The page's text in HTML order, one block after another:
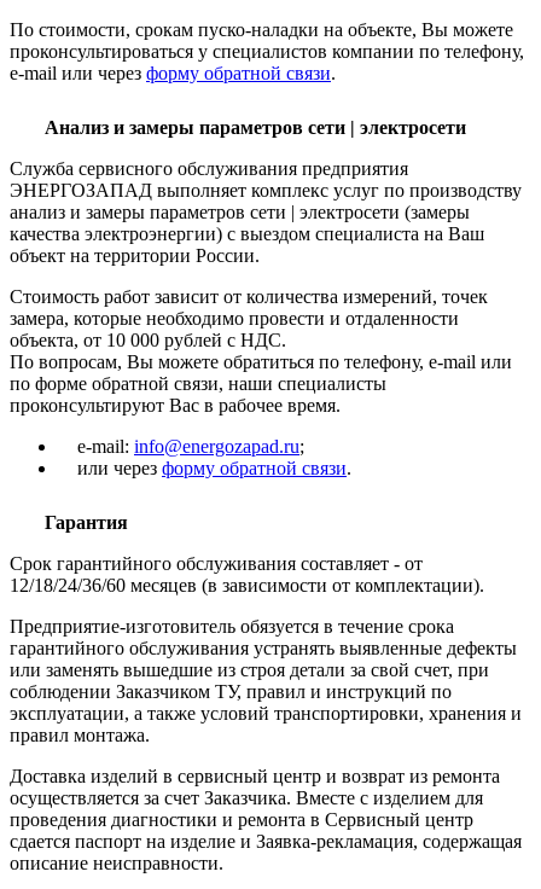
По стоимости, срокам пуско-наладки на объекте, Вы можете
проконсультироваться у специалистов компании по телефону,
e-mail или через форму обратной связи.
Анализ и замеры параметров сети | электросети
Служба сервисного обслуживания предприятия
ЭНЕРГОЗАПАД выполняет комплекс услуг по производству
анализ и замеры параметров сети | электросети (замеры
качества электроэнергии) с выездом специалиста на Ваш
объект на территории России.
Стоимость работ зависит от количества измерений, точек
замера, которые необходимо провести и отдаленности
объекта, от 10 000 рублей с НДС.
По вопросам, Вы можете обратиться по телефону, e-mail или
по форме обратной связи, наши специалисты
проконсультируют Вас в рабочее время.
e-mail: info@energozapad.ru;
или через форму обратной связи.
Гарантия
Срок гарантийного обслуживания составляет - от
12/18/24/36/60 месяцев (в зависимости от комплектации).
Предприятие-изготовитель обязуется в течение срока
гарантийного обслуживания устранять выявленные дефекты
или заменять вышедшие из строя детали за свой счет, при
соблюдении Заказчиком ТУ, правил и инструкций по
эксплуатации, а также условий транспортировки, хранения и
правил монтажа.
Доставка изделий в сервисный центр и возврат из ремонта
осуществляется за счет Заказчика. Вместе с изделием для
проведения диагностики и ремонта в Сервисный центр
сдается паспорт на изделие и Заявка-рекламация, содержащая
описание неисправности.